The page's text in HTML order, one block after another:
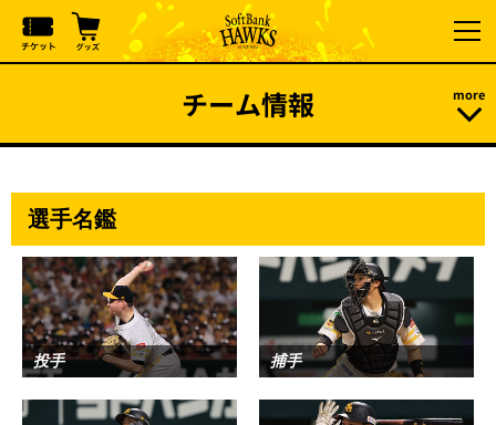
チーム情報
選手名鑑
投手 捕手